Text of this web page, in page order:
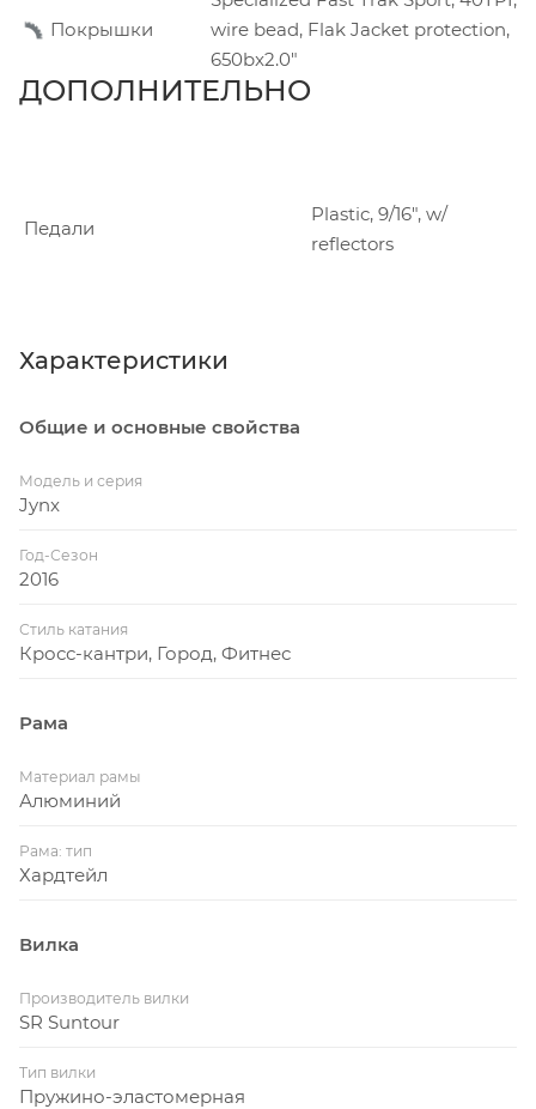
Покрышки
wire bead, Flak Jacket protection,
650bx2.0"
ДОПОЛНИТЕЛЬНО
Педали
Plastic, 9/16", w/
reflectors
Характеристики
Общие и основные свойства
Модель и серия
Jynx
Год-Сезон
2016
Стиль катания
Кросс-кантри, Город, Фитнес
Рама
Материал рамы
Алюминий
Рама: тип
Хардтейл
Вилка
Производитель вилки
SR Suntour
Тип вилки
Пружино-эластомерная